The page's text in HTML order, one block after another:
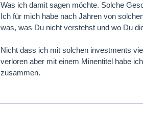
Was ich damit sagen möchte. Solche
Ich für mich habe nach Jahren von
was, was Du nicht verstehst und wo Du
Nicht dass ich mit solchen investments
verloren aber mit einem Minentitel habe
zusammen.